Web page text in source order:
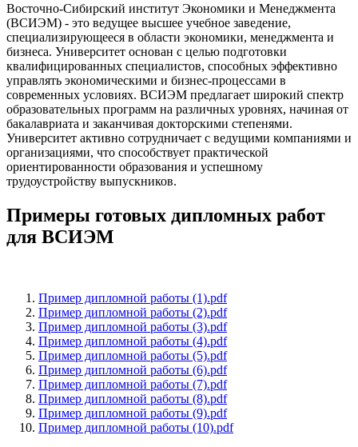
Восточно-Сибирский институт Экономики и Менеджмента
(ВСИЭМ) - это ведущее высшее учебное заведение,
специализирующееся в области экономики, менеджмента и
бизнеса. Университет основан с целью подготовки
квалифицированных специалистов, способных эффективно
управлять экономическими и бизнес-процессами в
современных условиях. ВСИЭМ предлагает широкий спектр
образовательных программ на различных уровнях, начиная от
бакалавриата и заканчивая докторскими степенями.
Университет активно сотрудничает с ведущими компаниями и
организациями, что способствует практической
ориентированности образования и успешному
трудоустройству выпускников.
Примеры готовых дипломных работ
для ВСИЭМ
Пример дипломной работы (1).pdf
Пример дипломной работы (2).pdf
Пример дипломной работы (3).pdf
Пример дипломной работы (4).pdf
Пример дипломной работы (5).pdf
Пример дипломной работы (6).pdf
Пример дипломной работы (7).pdf
Пример дипломной работы (8).pdf
Пример дипломной работы (9).pdf
Пример дипломной работы (10).pdf